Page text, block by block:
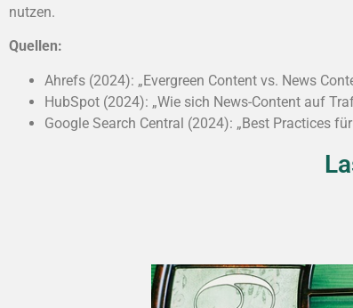
nutzen.
Quellen:
Ahrefs (2024): „Evergreen Content vs. News
HubSpot (2024): „Wie sich News-Content auf
Google Search Central (2024): „Best Practices